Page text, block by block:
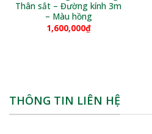
Thân sắt – Đường kính 3m
– Màu hồng
1,600,000₫
THÔNG TIN LIÊN HỆ